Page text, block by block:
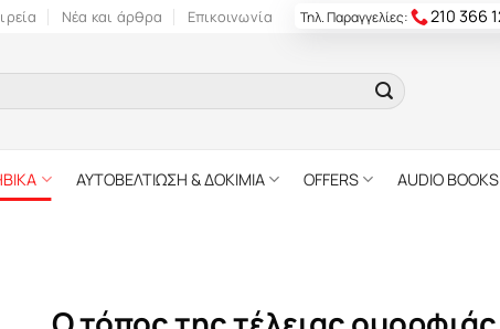
Νέα και άρθρα Επικοινωνία Τηλ. Παραγγελίες: 210 366
ΑΥΤΟΒΕΛΤΙΩΣΗ & ΔΟΚΙΜΙΑ OFFERS AUDIO BOOKS